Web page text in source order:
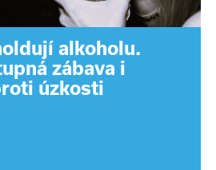
alkoholu.
zábava i
úzkosti